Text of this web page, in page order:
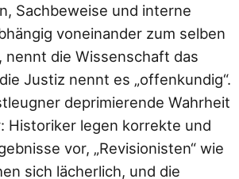
Sachbeweise und interne
voneinander zum selben
nennt die Wissenschaft das
Justiz nennt es „offenkundig“.
deprimierende Wahrheit
Historiker legen korrekte und
vor, „Revisionisten“ wie
sich lächerlich, und die